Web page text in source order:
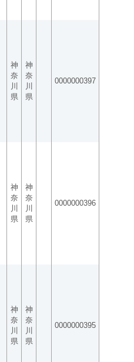
神
奈
川
県
神
奈
川
県
0000000397
神
奈
川
県
神
奈
川
県
0000000396
神
奈
川
県
神
奈
川
県
0000000395